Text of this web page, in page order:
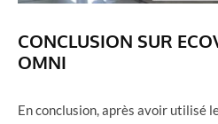
CONCLUSION SUR
OMNI
En conclusion, après avoir utilisé